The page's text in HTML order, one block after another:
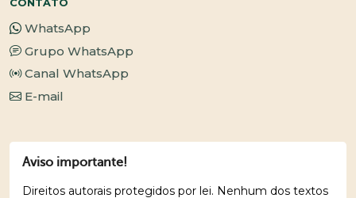
CONTATO
WhatsApp
Grupo WhatsApp
Canal WhatsApp
E-mail
Aviso importante!
Direitos autorais protegidos por lei. Nenhum dos textos